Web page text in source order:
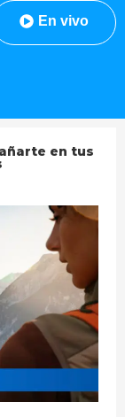
En vivo
en tus